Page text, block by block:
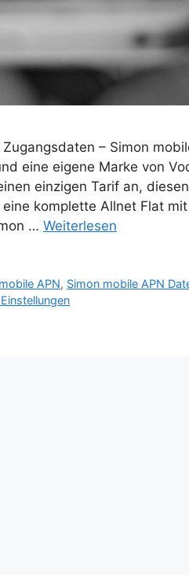
– Simon
eine eigene Marke von
einzigen Tarif an,
komplette Allnet Flat
… Weiterlesen
APN, Simon mobile APN